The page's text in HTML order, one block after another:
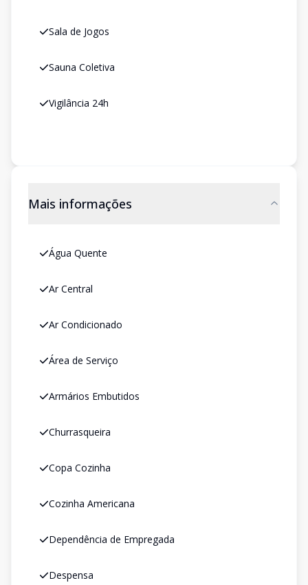
Sala de Jogos
Sauna Coletiva
Vigilância 24h
Mais informações
Água Quente
Ar Central
Ar Condicionado
Área de Serviço
Armários Embutidos
Churrasqueira
Copa Cozinha
Cozinha Americana
Dependência de Empregada
Despensa